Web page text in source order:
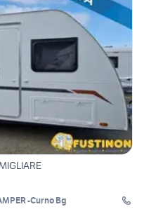
-Curno Bg